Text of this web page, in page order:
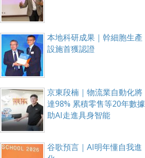
本地科研成果｜幹細胞生產
設施首獲認證
京東段楠｜物流業自動化將
達98% 累積零售等20年數據
助AI走進具身智能
谷歌預言｜AI明年懂自我進